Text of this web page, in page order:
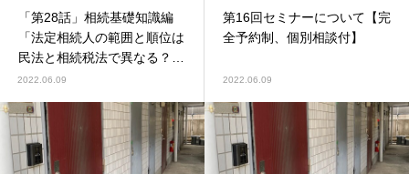
「第28話」相続基礎知識編
「法定相続人の範囲と順位は
民法と相続税法で異なる？
①」
2022.06.09
第16回セミナーについて【完
全予約制、個別相談付】
2022.06.09